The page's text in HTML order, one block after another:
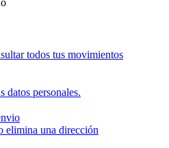
todos tus movimientos
datos personales.
elimina una dirección